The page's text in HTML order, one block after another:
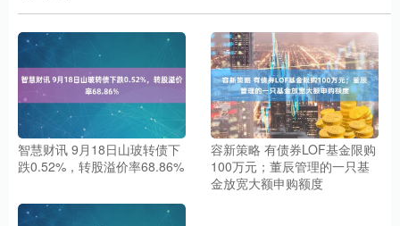
智慧财讯 9月18日山玻转债下
跌0.52%，转股溢价率68.86%
容新策略 有债券LOF基金限购
100万元；董辰管理的一只基
金放宽大额申购额度